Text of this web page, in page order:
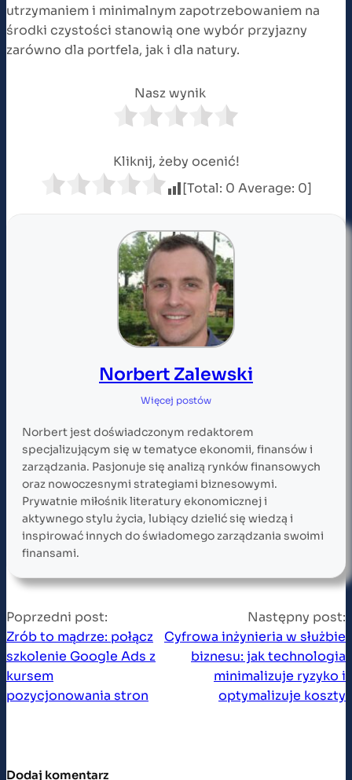
utrzymaniem i minimalnym zapotrzebowaniem na
środki czystości stanowią one wybór przyjazny
zarówno dla portfela, jak i dla natury.
Nasz wynik
Kliknij, żeby ocenić!
[Total: 0 Average: 0]
Norbert Zalewski
Więcej postów
Norbert jest doświadczonym redaktorem
specjalizującym się w tematyce ekonomii, finansów i
zarządzania. Pasjonuje się analizą rynków finansowych
oraz nowoczesnymi strategiami biznesowymi.
Prywatnie miłośnik literatury ekonomicznej i
aktywnego stylu życia, lubiący dzielić się wiedzą i
inspirować innych do świadomego zarządzania swoimi
finansami.
Poprzedni post:
Zrób to mądrze: połącz
szkolenie Google Ads z
kursem
pozycjonowania stron
Następny post:
Cyfrowa inżynieria w służbie
biznesu: jak technologia
minimalizuje ryzyko i
optymalizuje koszty
Dodaj komentarz